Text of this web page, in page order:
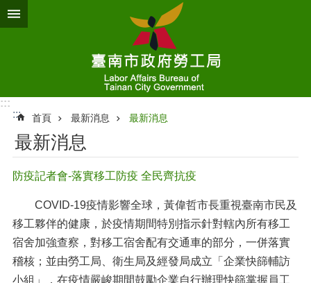
跳到主要內容區塊
:::
:::
首頁 最新消息 最新消息
最新消息
防疫記者會-落實移工防疫 全民齊抗疫
COVID-19疫情影響全球，黃偉哲市長重視臺南市民及
移工夥伴的健康，於疫情期間特別指示針對轄內所有移工
宿舍加強查察，對移工宿舍配有交通車的部分，一併落實
稽核；並由勞工局、衛生局及經發局成立「企業快篩輔訪
小組」，在疫情嚴峻期間鼓勵企業自行辦理快篩掌握員工